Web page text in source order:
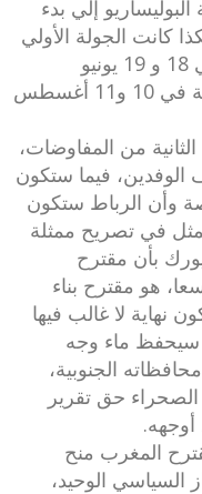
إلي بدء
كانت الجولة الأولي
في منهاست بضواحي نيويورك يومي 18 و 19 يونيو
الماضي، علي أن تنتظم الجولة الثانية في 10 و11 أغسطس
من المفاوضات،
الوفدين، فيما ستكون
وأن الرباط ستكون
في تصريح ممثلة
بأن مقترح
هو مقترح بناء
نهاية لا غالب فيها
سيحفظ ماء وجه
الجنوبية،
الصحراء حق تقرير
أوجهه.
المغرب منح
السياسي الوحيد،